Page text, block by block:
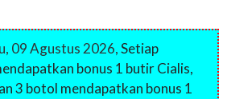
09 Agustus 2026,Setiap
bonus 1 butir Cialis,
3 botol mendapatkan bonus 1